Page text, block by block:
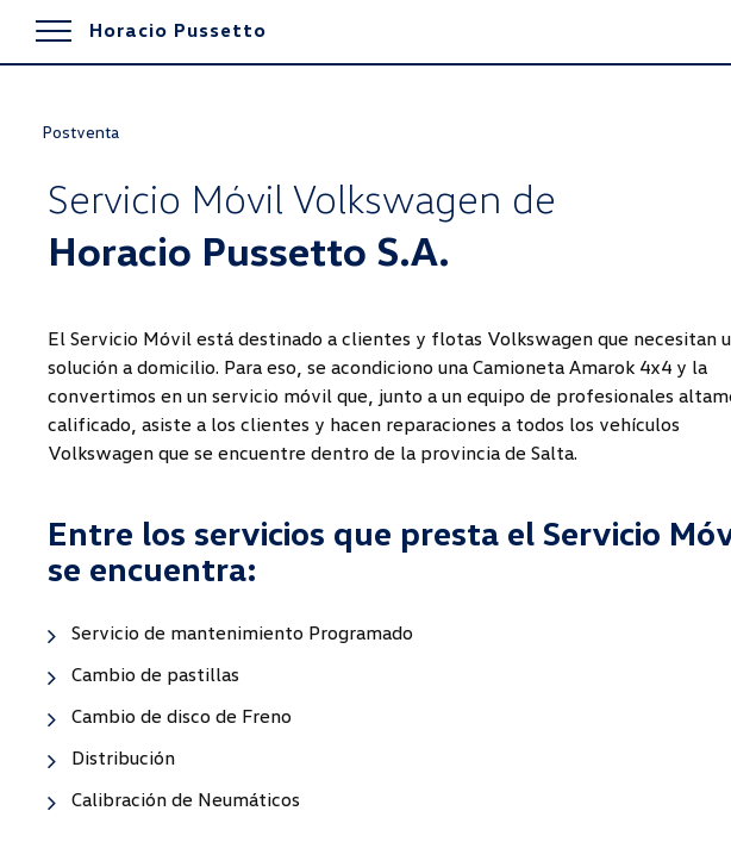
Horacio Pussetto
Postventa
Servicio Móvil Volkswagen de
Horacio Pussetto S.A.
El Servicio Móvil está destinado a clientes y flotas Volkswagen que necesitan
solución a domicilio. Para eso, se acondiciono una Camioneta Amarok 4x4 y la
convertimos en un servicio móvil que, junto a un equipo de profesionales
calificado, asiste a los clientes y hacen reparaciones a todos los vehículos
Volkswagen que se encuentre dentro de la provincia de Salta.
Entre los servicios que presta el Servicio
se encuentra:
Servicio de mantenimiento Programado
Cambio de pastillas
Cambio de disco de Freno
Distribución
Calibración de Neumáticos